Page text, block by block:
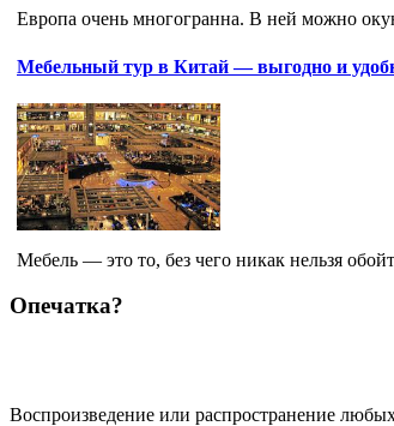
Европа очень многогранна. В ней можно
Мебельный тур в Китай — выгодно и
Мебель — это то, без чего никак нельзя
Опечатка?
Воспроизведение или распространение